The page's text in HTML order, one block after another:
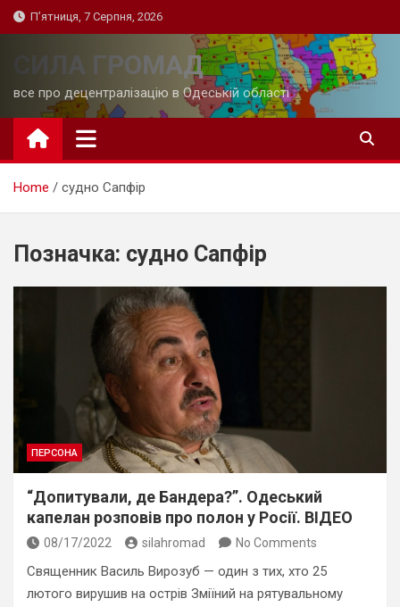
Skip
to
П’ятниця, 7 Серпня, 2026
СИЛА ГРОМАД
все про децентралізацію в Одеській області
Home судно Сапфір
Позначка: судно Сапфір
ПЕРСОНА
“Допитували, де Бандера?”. Одеський
капелан розповів про полон у Росії. ВІДЕО
08/17/2022 silahromad No Comments
Священник Василь Вирозуб — один з тих, хто 25
лютого вирушив на острів Зміїний на рятувальному